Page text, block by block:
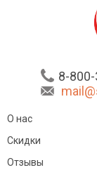
8-
О нас
Скидки
Отзывы